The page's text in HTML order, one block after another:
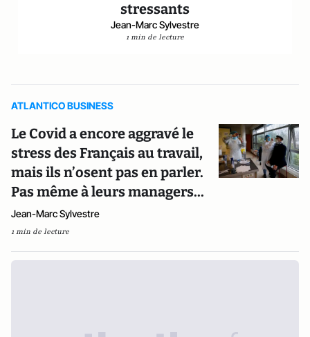
stressants
Jean-Marc Sylvestre
1 min de lecture
ATLANTICO BUSINESS
Le Covid a encore aggravé le
stress des Français au travail,
mais ils n’osent pas en parler.
Pas même à leurs managers...
Jean-Marc Sylvestre
1 min de lecture